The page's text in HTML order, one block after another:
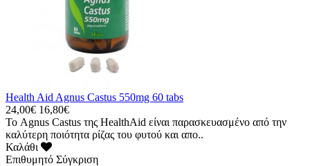
Health Aid Agnus Castus 550mg 60 tabs
24,00€ 16,80€
Το Agnus Castus της HealthAid είναι παρασκευασμένο από την
καλύτερη ποιότητα ρίζας του φυτού και απο..
Καλάθι
Επιθυμητό Σύγκριση